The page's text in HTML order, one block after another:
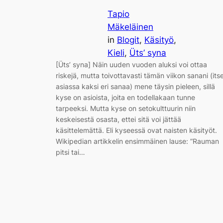
Tapio
Mäkeläinen
in Blogit, Käsityö
Kieli, Üts’ syna
[Üts’ syna] Näin uuden vuoden aluksi voi ottaa
riskejä, mutta toivottavasti tämän viikon sanani
asiassa kaksi eri sanaa) mene täysin pieleen, sillä
kyse on asioista, joita en todellakaan tunne
tarpeeksi. Mutta kyse on setokulttuurin niin
keskeisestä osasta, ettei sitä voi jättää
käsittelemättä. Eli kyseessä ovat naisten käsityöt.
Wikipedian artikkelin ensimmäinen lause: ”Rauman
pitsi tai…